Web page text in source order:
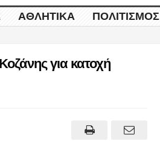
ΑΘΛΗΤΙΚΆ ΠΟΛΙΤΙΣΜΌΣ
για κατοχή